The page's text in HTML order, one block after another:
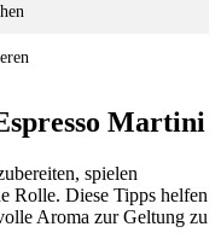
Martini
spielen
Rolle. Diese Tipps helfen
Aroma zur Geltung zu